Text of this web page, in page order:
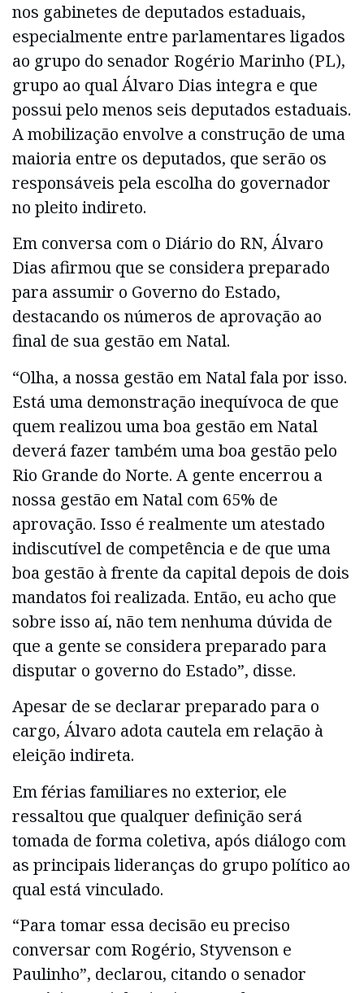
nos gabinetes de deputados estaduais,
especialmente entre parlamentares ligados
ao grupo do senador Rogério Marinho (PL),
grupo ao qual Álvaro Dias integra e que
possui pelo menos seis deputados estaduais.
A mobilização envolve a construção de uma
maioria entre os deputados, que serão os
responsáveis pela escolha do governador
no pleito indireto.
Em conversa com o Diário do RN, Álvaro
Dias afirmou que se considera preparado
para assumir o Governo do Estado,
destacando os números de aprovação ao
final de sua gestão em Natal.
“Olha, a nossa gestão em Natal fala por isso.
Está uma demonstração inequívoca de que
quem realizou uma boa gestão em Natal
deverá fazer também uma boa gestão pelo
Rio Grande do Norte. A gente encerrou a
nossa gestão em Natal com 65% de
aprovação. Isso é realmente um atestado
indiscutível de competência e de que uma
boa gestão à frente da capital depois de dois
mandatos foi realizada. Então, eu acho que
sobre isso aí, não tem nenhuma dúvida de
que a gente se considera preparado para
disputar o governo do Estado”, disse.
Apesar de se declarar preparado para o
cargo, Álvaro adota cautela em relação à
eleição indireta.
Em férias familiares no exterior, ele
ressaltou que qualquer definição será
tomada de forma coletiva, após diálogo com
as principais lideranças do grupo político ao
qual está vinculado.
“Para tomar essa decisão eu preciso
conversar com Rogério, Styvenson e
Paulinho”, declarou, citando o senador